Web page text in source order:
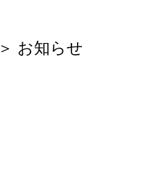
＞ お知らせ